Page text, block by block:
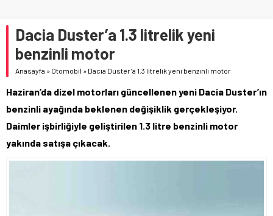
Dacia Duster’a 1.3 litrelik yeni
benzinli motor
Anasayfa » Otomobil » Dacia Duster’a 1.3 litrelik yeni benzinli motor
Haziran’da dizel motorları güncellenen yeni Dacia Duster’ın
benzinli ayağında beklenen değişiklik gerçekleşiyor.
Daimler işbirliğiyle geliştirilen 1.3 litre benzinli motor
yakında satışa çıkacak.